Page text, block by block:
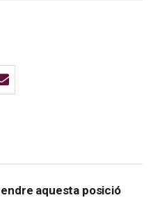
aquesta posició